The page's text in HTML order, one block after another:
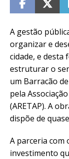
A gestão
organizar e
cidade, e desta
estruturar o
um Barracão
pela
(ARETAP). A
dispõe de
A parceria
investimento